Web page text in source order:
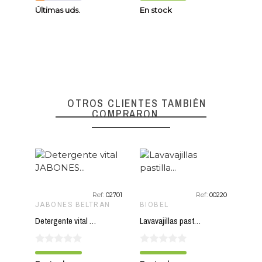
Últimas uds. En stock
OTROS CLIENTES TAMBIÉN
COMPRARON
Ref: 02701
JABONES BELTRAN
Detergente vital JABONES BELTRAN 5 L
favorite_border
Ref: 00220
BIOBEL
Lavavajillas pastilla BIOBEL 30 unidades (todo en uno)
favorite_border